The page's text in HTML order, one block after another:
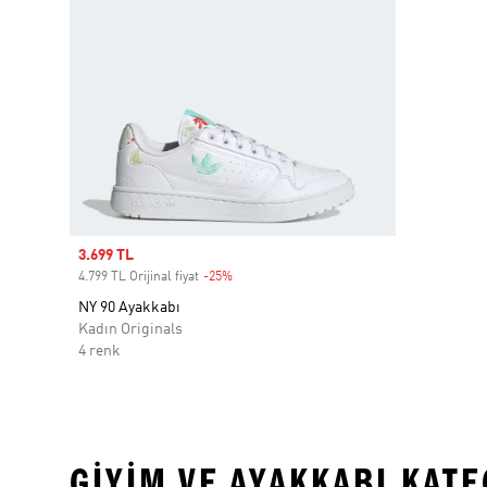
Sale price
3.699 TL
4.799 TL Orijinal fiyat -25%
NY 90 Ayakkabı
Kadın Originals
4 renk